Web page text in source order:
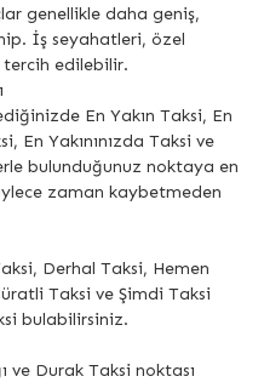
genellikle daha geniş,
İş seyahatleri, özel
edilebilir.
En Yakın Taksi, En
En Yakınınızda Taksi ve
bulunduğunuz noktaya en
zaman kaybetmeden
Derhal Taksi, Hemen
Taksi ve Şimdi Taksi
bulabilirsiniz.
ve Durak Taksi noktası